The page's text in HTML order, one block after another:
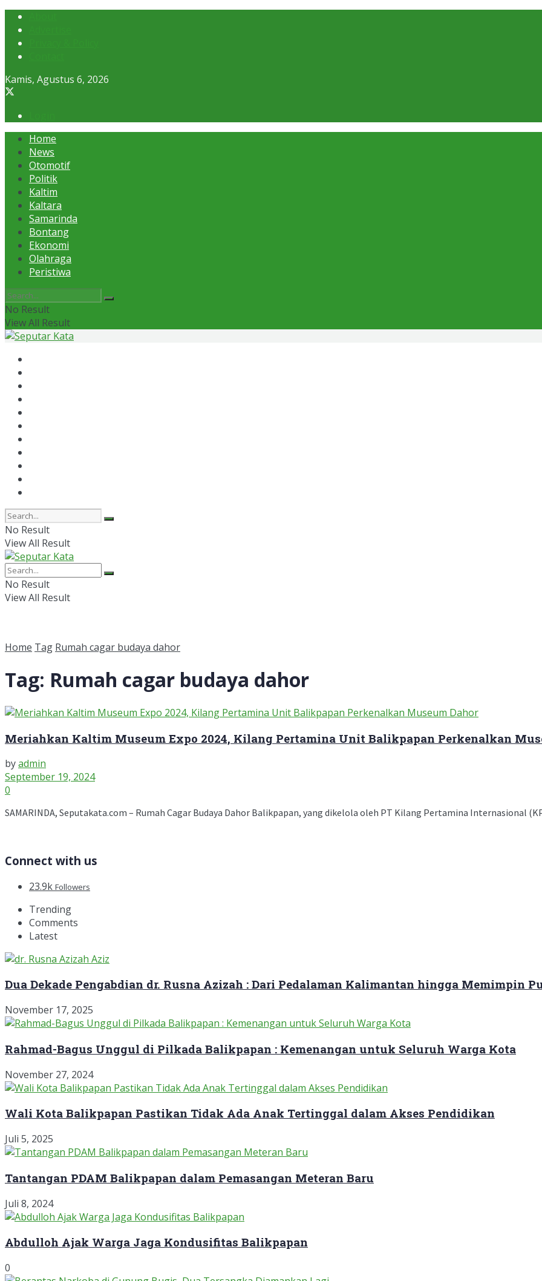
Kamis, Agustus 6, 2026
Home
News
Otomotif
Politik
Kaltim
Kaltara
Samarinda
Bontang
Ekonomi
Olahraga
Peristiwa
No Result
View All Result
No Result
View All Result
No Result
View All Result
Home Tag Rumah cagar budaya dahor
Tag: Rumah cagar budaya dahor
Meriahkan Kaltim Museum Expo 2024, Kilang Pertamina Unit Balikpapan Perkenalkan
byadmin
September 19, 2024
0
SAMARINDA, Seputakata.com – Rumah Cagar Budaya Dahor Balikpapan, yang dikelola oleh PT Kilang Pertamina Internasional
Connect with us
23.9k Followers
Trending
Comments
Latest
Dua Dekade Pengabdian dr. Rusna Azizah : Dari Pedalaman Kalimantan hingga Memimpin
November 17, 2025
Rahmad-Bagus Unggul di Pilkada Balikpapan : Kemenangan untuk Seluruh Warga Kota
November 27, 2024
Wali Kota Balikpapan Pastikan Tidak Ada Anak Tertinggal dalam Akses Pendidikan
Juli 5, 2025
Tantangan PDAM Balikpapan dalam Pemasangan Meteran Baru
Juli 8, 2024
Abdulloh Ajak Warga Jaga Kondusifitas Balikpapan
0